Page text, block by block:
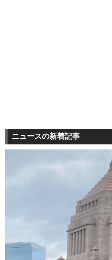
ニュースの新着記事